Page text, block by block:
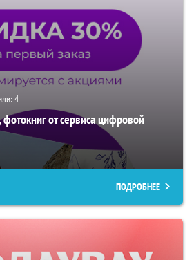
4
от сервиса цифровой
ПОДРОБНЕЕ